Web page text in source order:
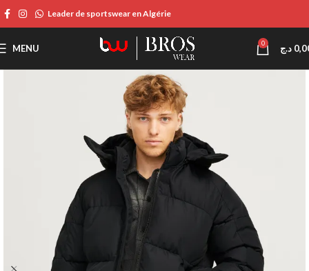
Leader de sportswear en Algérie
MENU 0 د.ج